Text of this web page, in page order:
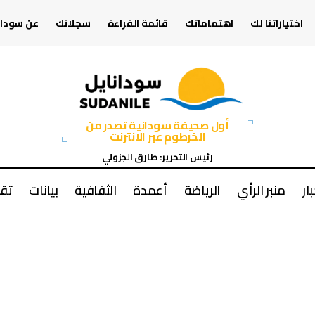
اختياراتنا لك اهتماماتك قائمة القراءة سجلاتك عن
أول صحيفة سودانية تصدر من
الخرطوم عبر الانترنت
رئيس التحرير: طارق الجزولي
منبر الرأي الرياضة أعمدة الثقافية بيانات